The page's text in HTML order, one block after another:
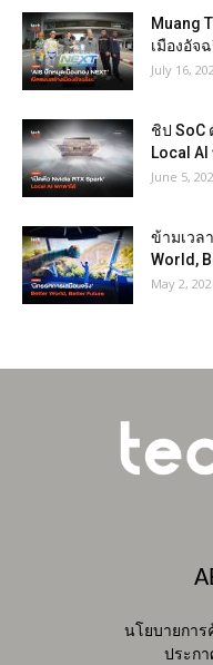
Muang
เมืองอัจ
July 16,
ชิป SoC
Local
June 5,
ข้ามเวล
World,
May 2,
นโยบายกา
ประก